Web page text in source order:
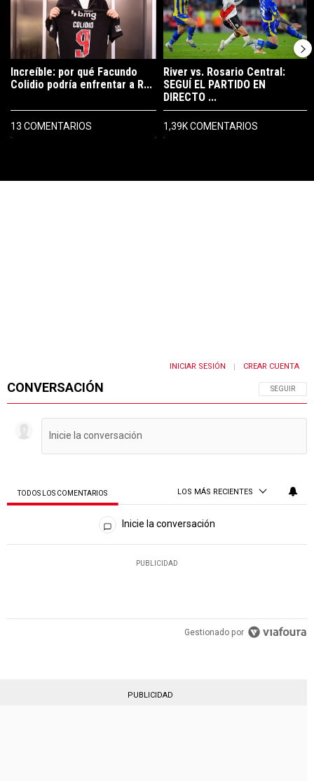
Increíble: por qué Facundo
Colidio podría enfrentar a R...
13 COMENTARIOS
River vs. Rosario Central:
SEGUÍ EL PARTIDO EN
DIRECTO ...
1,39K COMENTARIOS
CONVERSACIÓN SIGA ESTA
SEGUIR
INICIAR SESIÓN | CREAR CUENTA
TODOS LOS COMENTARIOS LOS MÁS RECIENTES
Todos los comentarios
Inicie la conversación
PUBLICIDAD
Gestionado por
PUBLICIDAD